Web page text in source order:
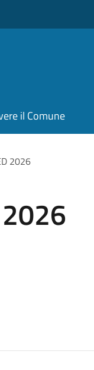
il Comune
2026